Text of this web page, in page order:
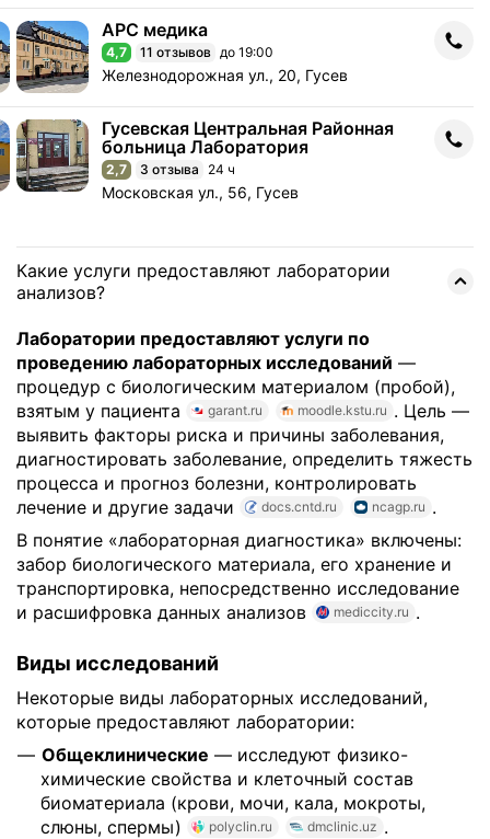
АРС медикаАРС медика
Рейтинг 4,7 из 5
4,7 11 отзывов до 19:00
Адрес: Железнодорожная ул., 20, Гусев .
Железнодорожная ул., 20, Гусев
Гусевская Центральная Районная больница Лаборатория
Гусевская Центральная Районная
больница Лаборатория
Рейтинг 2,7 из 5
2,7 3 отзыва 24 ч
Адрес: Московская ул., 56, Гусев .
Московская ул., 56, Гусев
Какие услуги предоставляют лаборатории
анализов?
Лаборатории предоставляют услуги по
проведению лабораторных исследований —
процедур с биологическим материалом (пробой),
взятым у пациента
garant.ru moodle.kstu.ru . Цель —
выявить факторы риска и причины заболевания,
диагностировать заболевание, определить тяжесть
процесса и прогноз болезни, контролировать
лечение и другие задачи
docs.cntd.ru ncagp.ru .
В понятие «лабораторная диагностика» включены:
забор биологического материала, его хранение и
транспортировка, непосредственно исследование
и расшифровка данных анализов
mediccity.ru .
Виды исследований
Некоторые виды лабораторных исследований,
которые предоставляют лаборатории:
Общеклинические — исследуют физико-
химические свойства и клеточный состав
биоматериала (крови, мочи, кала, мокроты,
слюны, спермы)
polyclin.ru dmclinic.uz .